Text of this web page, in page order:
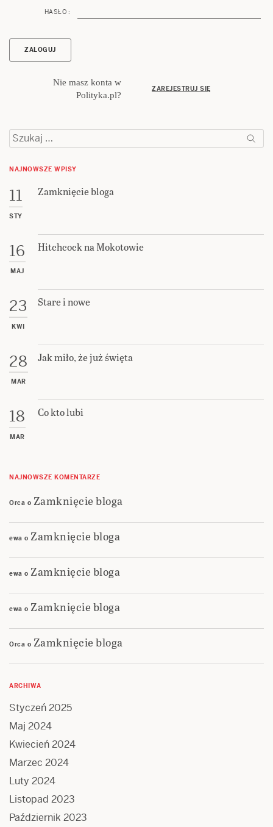
HASŁO :
Nie masz konta w
Polityka.pl?
ZAREJESTRUJ SIĘ
Szukaj:
NAJNOWSZE WPISY
11
STY
Zamknięcie bloga
16
MAJ
Hitchcock na Mokotowie
23
KWI
Stare i nowe
28
MAR
Jak miło, że już święta
18
MAR
Co kto lubi
NAJNOWSZE KOMENTARZE
Orca o Zamknięcie bloga
ewa o Zamknięcie bloga
ewa o Zamknięcie bloga
ewa o Zamknięcie bloga
Orca o Zamknięcie bloga
ARCHIWA
Styczeń 2025
Maj 2024
Kwiecień 2024
Marzec 2024
Luty 2024
Listopad 2023
Październik 2023